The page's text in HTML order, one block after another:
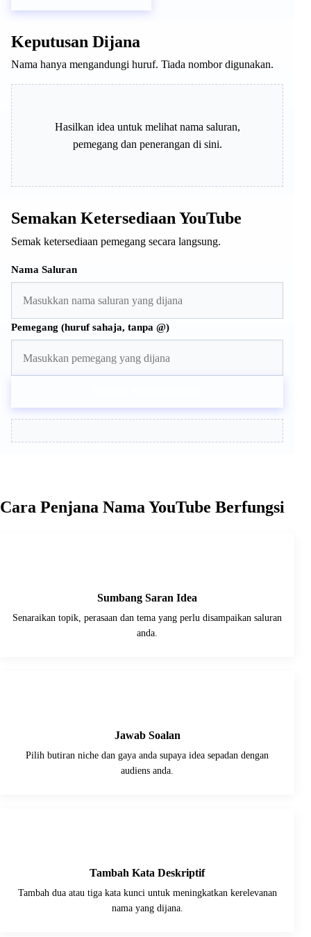
Keputusan Dijana
Nama hanya mengandungi huruf. Tiada nombor digunakan.
Hasilkan idea untuk melihat nama saluran,
pemegang dan penerangan di sini.
Semakan Ketersediaan YouTube
Semak ketersediaan pemegang secara langsung.
Nama Saluran
Pemegang (huruf sahaja, tanpa @)
Cara Penjana Nama YouTube Berfungsi
Sumbang Saran Idea
Senaraikan topik, perasaan dan tema yang perlu disampaikan saluran
anda.
Jawab Soalan
Pilih butiran niche dan gaya anda supaya idea sepadan dengan
audiens anda.
Tambah Kata Deskriptif
Tambah dua atau tiga kata kunci untuk meningkatkan kerelevanan
nama yang dijana.